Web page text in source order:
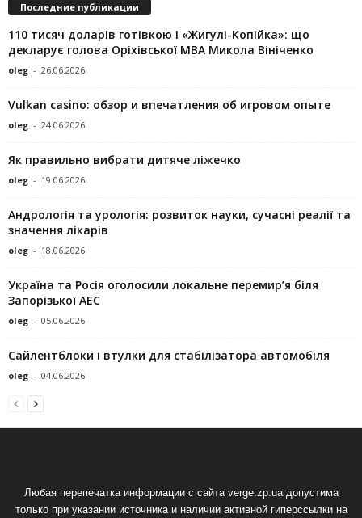
Последние публикации
110 тисяч доларів готівкою і «Жигулі-Копійка»: що
декларує голова Оріхівської МВА Микола Вініченко
oleg - 26.06.2026
Vulkan casino: обзор и впечатления об игровом опыте
oleg - 24.06.2026
Як правильно вибрати дитяче ліжечко
oleg - 19.06.2026
Андрологія та урологія: розвиток науки, сучасні реалії та
значення лікарів
oleg - 18.06.2026
Україна та Росія оголосили локальне перемир’я біля
Запорізької АЕС
oleg - 05.06.2026
Сайлентблоки і втулки для стабілізатора автомобіля
oleg - 04.06.2026
Любая перепечатка информации с сайта verge.zp.ua допустима
только при указании источника и наличии активной гиперссылки на